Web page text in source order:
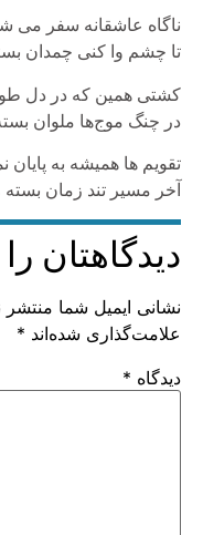
ناگاه عاشقانه سفر می
تا چشم وا کنی چمدان
کشتی همین که در دل
در چنگ موج‌ها ملوان
تقویم ها همیشه به پایان
آخر مسیر تند زمان
دیدگاهتان
نشانی ایمیل شما منتشر
علامت‌گذاری شده‌اند *
دیدگاه *